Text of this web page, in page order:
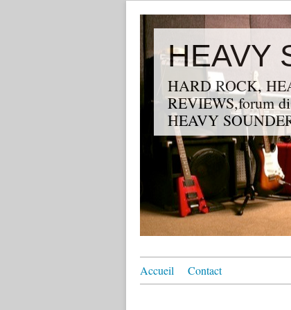
HEAVY
HARD ROCK,
REVIEWS,forum
HEAVY
Accueil Contact